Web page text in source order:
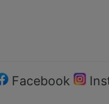
Facebook